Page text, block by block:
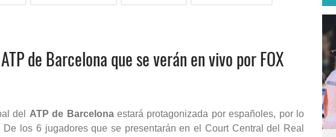
de Barcelona que se verán en vivo por FOX
del ATP de Barcelonaestará protagonizada por españoles, por lo
los 6 jugadores que se presentarán en el Court Central del Real